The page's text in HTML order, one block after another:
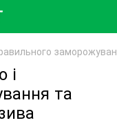
і
та